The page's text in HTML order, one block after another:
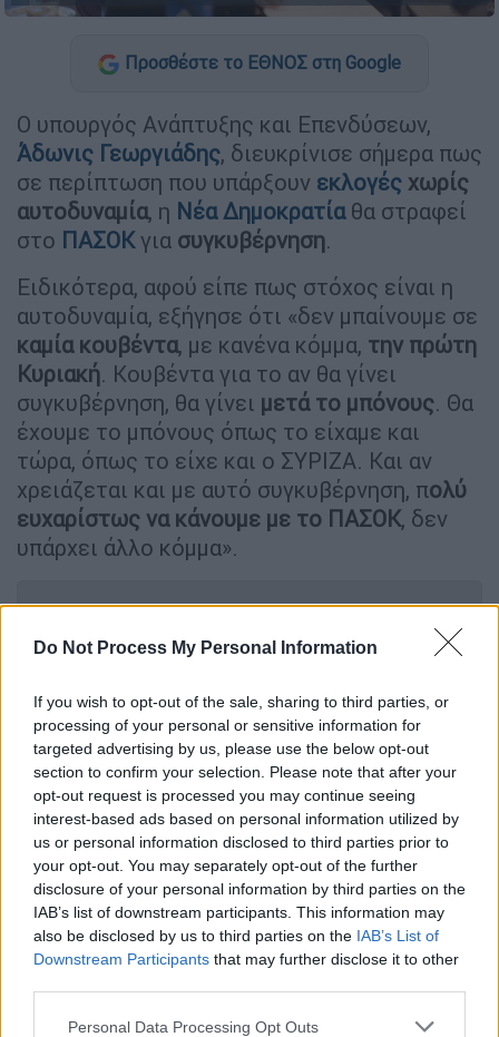
Do Not Process My Personal Information
If you wish to opt-out of the sale, sharing to third parties, or
processing of your personal or sensitive information for
targeted advertising by us, please use the below opt-out
section to confirm your selection. Please note that after your
opt-out request is processed you may continue seeing
interest-based ads based on personal information utilized by
us or personal information disclosed to third parties prior to
your opt-out. You may separately opt-out of the further
disclosure of your personal information by third parties on the
IAB’s list of downstream participants. This information may
also be disclosed by us to third parties on the IAB’s List of
Downstream Participants that may further disclose it to other
Please note that this website/app uses one or more Google
Personal Data Processing Opt Outs
Προσθέστε το ΕΘΝΟΣ στη Google
Ο υπουργός Ανάπτυξης και Επενδύσεων,
Άδωνις Γεωργιάδης, διευκρίνισε σήμερα πως
σε περίπτωση που υπάρξουν εκλογές χωρίς
αυτοδυναμία, η Νέα Δημοκρατίαθα στραφεί
στο ΠΑΣΟΚ για συγκυβέρνηση.
Ειδικότερα, αφού είπε πως στόχος είναι η
αυτοδυναμία, εξήγησε ότι «δεν μπαίνουμε σε
καμία κουβέντα, με κανένα κόμμα, την πρώτη
Κυριακή. Κουβέντα για το αν θα γίνει
συγκυβέρνηση, θα γίνει μετά το μπόνους. Θα
έχουμε το μπόνους όπως το είχαμε και
τώρα, όπως το είχε και ο ΣΥΡΙΖΑ. Και αν
χρειάζεται και με αυτό συγκυβέρνηση, πολύ
ευχαρίστως να κάνουμε με το ΠΑΣΟΚ, δεν
υπάρχει άλλο κόμμα».
ΔΙΑΒΑΣΤΕ ΕΠΙΣΗΣ
Ελλάδα| 03.02.2023 09:11
Ένοικοι πολυκατοικίας στην Κυψέλη
χωρίς ρεύμα επί 40 μέρες: Ο ΔΕΔΔΗΕ
έλυσε το πρόβλημα μόνο σε εννιά
σπίτια - «Κοιμόμασταν με μπουφάν»
Έπειτα, μιλώντας στο Attica TV, δήλωσε πως
«οι πρώτες εκλογές είναι εκλογές
εξουδετέρωσης μιας παγίδας, ενός
μηχανισμού του παρελθόντος (...). Οι